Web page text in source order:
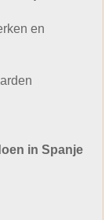
en
in Spanje